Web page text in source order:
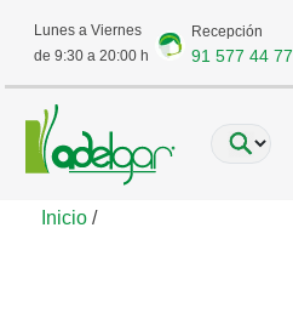
Lunes a Viernes
de 9:30 a 20:00 h
Recepción
91 577 44 77
Inicio /